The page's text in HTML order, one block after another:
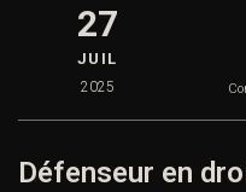
27
JUIL
2025
Défenseur en